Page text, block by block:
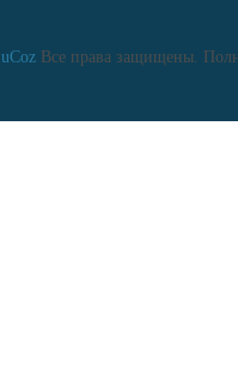
uCozВсе права защищены.